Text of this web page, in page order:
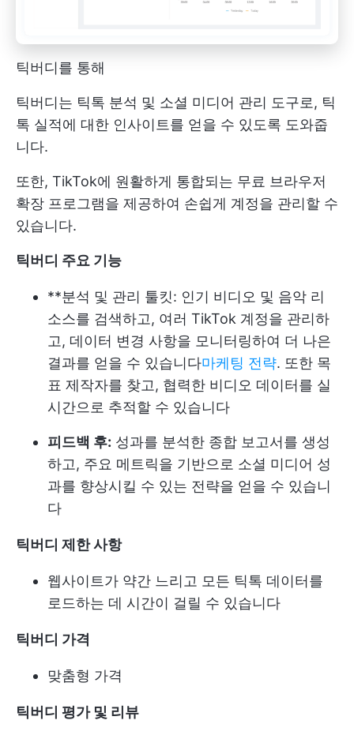
틱버디를 통해
틱버디는 틱톡 분석 및 소셜 미디어 관리 도구로, 틱
톡 실적에 대한 인사이트를 얻을 수 있도록 도와줍
니다.
또한, TikTok에 원활하게 통합되는 무료 브라우저
확장 프로그램을 제공하여 손쉽게 계정을 관리할 수
있습니다.
틱버디 주요 기능
**분석 및 관리 툴킷: 인기 비디오 및 음악 리
소스를 검색하고, 여러 TikTok 계정을 관리하
고, 데이터 변경 사항을 모니터링하여 더 나은
결과를 얻을 수 있습니다마케팅 전략. 또한 목
표 제작자를 찾고, 협력한 비디오 데이터를 실
시간으로 추적할 수 있습니다
피드백 후: 성과를 분석한 종합 보고서를 생성
하고, 주요 메트릭을 기반으로 소셜 미디어 성
과를 향상시킬 수 있는 전략을 얻을 수 있습니
다
틱버디 제한 사항
웹사이트가 약간 느리고 모든 틱톡 데이터를
로드하는 데 시간이 걸릴 수 있습니다
틱버디 가격
맞춤형 가격
틱버디 평가 및 리뷰